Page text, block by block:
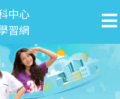
中心
習網